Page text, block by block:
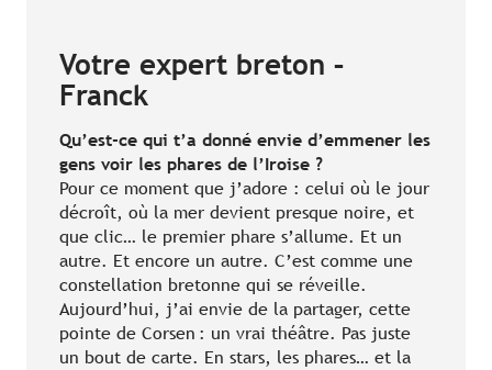
Votre expert breton –
Franck
Qu’est-ce qui t’a donné envie d’emmener les
gens voir les phares de l’Iroise ?
Pour ce moment que j’adore : celui où le jour
décroît, où la mer devient presque noire, et
que clic… le premier phare s’allume. Et un
autre. Et encore un autre. C’est comme une
constellation bretonne qui se réveille.
Aujourd’hui, j’ai envie de la partager, cette
pointe de Corsen : un vrai théâtre. Pas juste
un bout de carte. En stars, les phares… et la